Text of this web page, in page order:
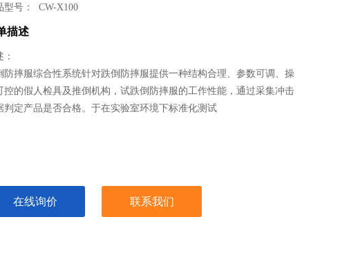
型号：CW-X100
描述
防摔服综合性系统针对跌倒防摔服提供一种结构合理、参数可调、操
控的假人检具及推倒机构，试跌倒防摔服的工作性能，通过采集冲击
判定产品是否合格。于在实验室环境下标准化测试
在线询价 联系我们